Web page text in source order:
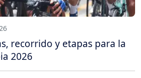
recorrido y etapas para la
2026